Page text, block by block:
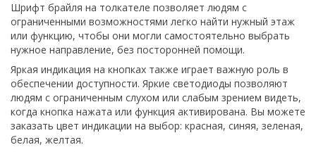
Шрифт брайля на толкателе позволяет людям с
ограниченными возможностями легко найти нужный этаж
или функцию, чтобы они могли самостоятельно выбрать
нужное направление, без посторонней помощи.
Яркая индикация на кнопках также играет важную роль в
обеспечении доступности. Яркие светодиоды позволяют
людям с ограниченным слухом или слабым зрением видеть,
когда кнопка нажата или функция активирована. Вы можете
заказать цвет индикации на выбор: красная, синяя, зеленая,
белая, желтая.